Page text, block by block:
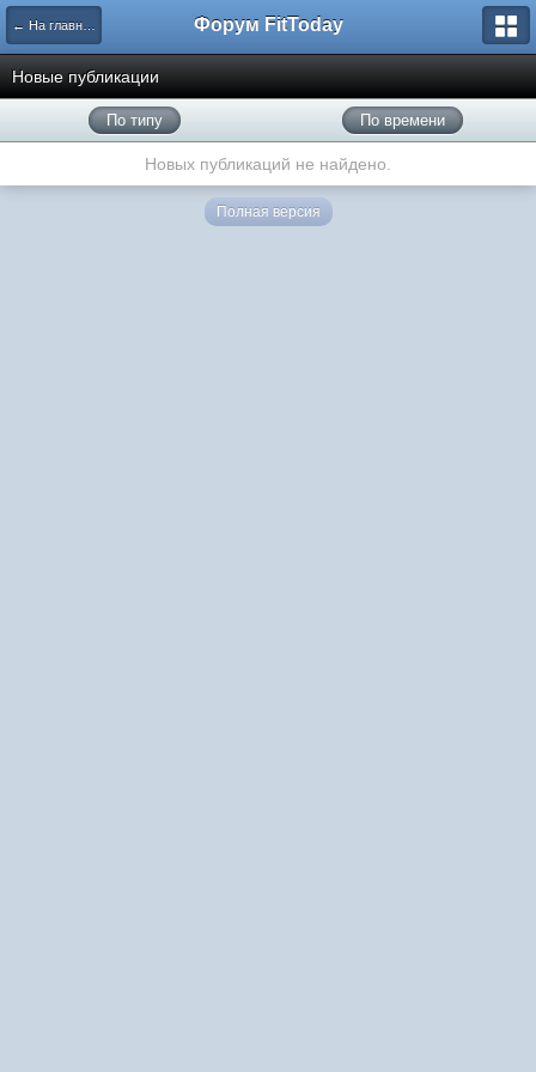
← На главную Форум FitToday
Новые публикации
По типу По времени
Новых публикаций не найдено.
Полная версия